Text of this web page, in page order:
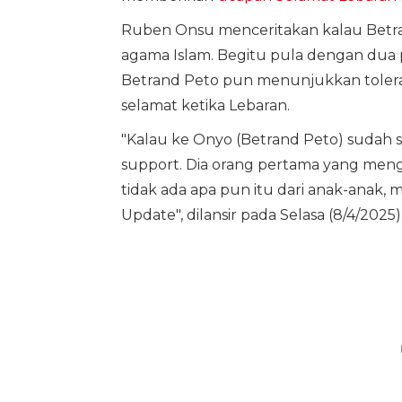
Ruben Onsu menceritakan kalau
agama Islam. Begitu pula dengan
Betrand Peto pun menunjukkan
selamat ketika Lebaran.
"Kalau ke Onyo (Betrand Peto) sudah
support. Dia orang pertama yang
tidak ada apa pun itu dari anak-anak,
Update", dilansir pada Selasa (8/4/